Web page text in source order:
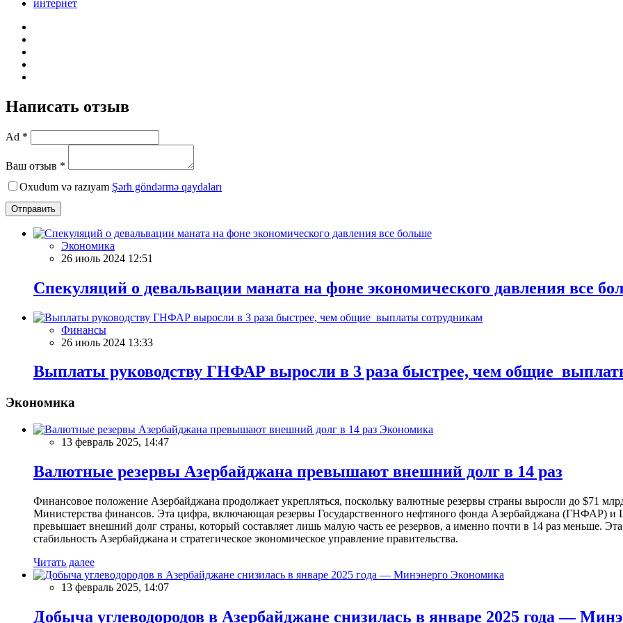
интернет
Написать отзыв
Ad *
Ваш отзыв *
Oxudum və razıyam Şərh göndərmə qaydaları
Отправить
Экономика
26 июль 2024 12:51
Спекуляций о девальвации маната на фоне экономического давления все
Финансы
26 июль 2024 13:33
Выплаты руководству ГНФАР выросли в 3 раза быстрее, чем общие
Экономика
Экономика
13 февраль 2025, 14:47
Валютные резервы Азербайджана превышают внешний долг в 14 раз
Финансовое положение Азербайджана продолжает укрепляться, поскольку валютные резервы страны выросли до $71
Министерства финансов. Эта цифра, включающая резервы Государственного нефтяного фонда Азербайджана (ГНФАР) и
превышает внешний долг страны, который составляет лишь малую часть ее резервов, а именно почти в 14 раз меньше.
стабильность Азербайджана и стратегическое экономическое управление правительства.
Читать далее
Экономика
13 февраль 2025, 14:07
Добыча углеводородов в Азербайджане снизилась в январе 2025 года —